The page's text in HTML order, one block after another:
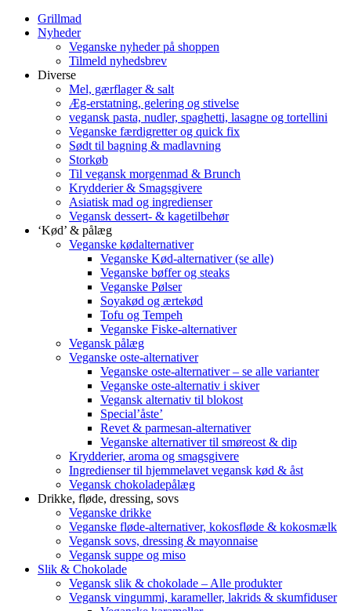
Grillmad
Nyheder
Veganske nyheder på shoppen
Tilmeld nyhedsbrev
Diverse
Mel, gærflager & salt
Æg-erstatning, gelering og stivelse
vegansk pasta, nudler, spaghetti, lasagne og tortellini
Veganske færdigretter og quick fix
Sødt til bagning & madlavning
Storkøb
Til vegansk morgenmad & Brunch
Krydderier & Smagsgivere
Asiatisk mad og ingredienser
Vegansk dessert- & kagetilbehør
‘Kød’ & pålæg
Veganske kødalternativer
Veganske Kød-alternativer (se alle)
Veganske bøffer og steaks
Veganske Pølser
Soyakød og ærtekød
Tofu og Tempeh
Veganske Fiske-alternativer
Vegansk pålæg
Veganske oste-alternativer
Veganske oste-alternativer – se alle varianter
Veganske oste-alternativ i skiver
Vegansk alternativ til blokost
Special’åste’
Revet & parmesan-alternativer
Veganske alternativer til smøreost & dip
Krydderier, aroma og smagsgivere
Ingredienser til hjemmelavet vegansk kød & åst
Vegansk chokoladepålæg
Drikke, fløde, dressing, sovs
Veganske drikke
Veganske fløde-alternativer, kokosfløde & kokosmælk
Vegansk sovs, dressing & mayonnaise
Vegansk suppe og miso
Slik & Chokolade
Vegansk slik & chokolade – Alle produkter
Vegansk vingummi, karameller, lakrids & skumfiduser